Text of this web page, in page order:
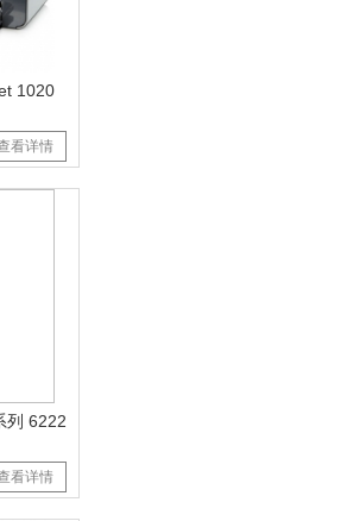
1020
看详情
列 6222
看详情